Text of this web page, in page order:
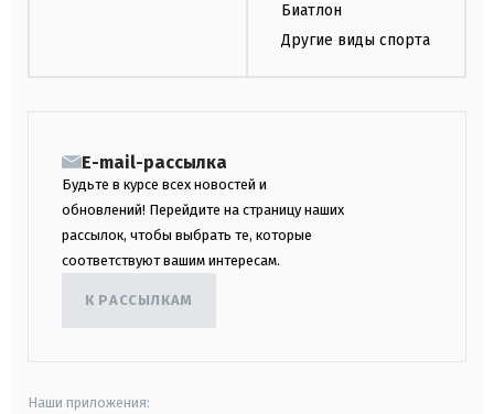
Биатлон
Другие виды спорта
E-mail-рассылка
Будьте в курсе всех новостей и
обновлений! Перейдите на страницу наших
рассылок, чтобы выбрать те, которые
соответствуют вашим интересам.
К РАССЫЛКАМ
Наши приложения: